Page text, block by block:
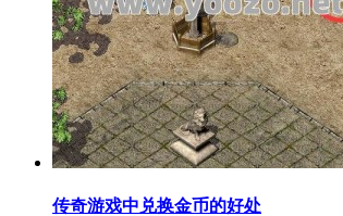
传奇游戏中兑换金币的好处